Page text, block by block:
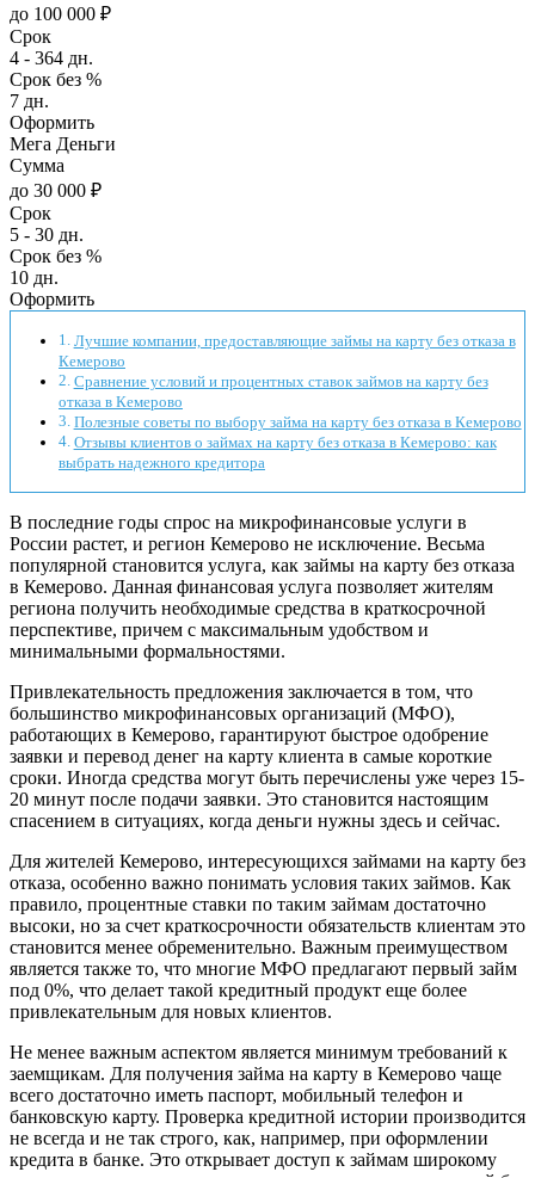
до 100 000 ₽
Срок
4 - 364 дн.
Срок без %
7 дн.
Оформить
Мега Деньги
Сумма
до 30 000 ₽
Срок
5 - 30 дн.
Срок без %
10 дн.
Оформить
Лучшие компании, предоставляющие займы на карту без отказа в
Кемерово
Сравнение условий и процентных ставок займов на карту без
отказа в Кемерово
Полезные советы по выбору займа на карту без отказа в Кемерово
Отзывы клиентов о займах на карту без отказа в Кемерово: как
выбрать надежного кредитора
В последние годы спрос на микрофинансовые услуги в
России растет, и регион Кемерово не исключение. Весьма
популярной становится услуга, как займы на карту без отказа
в Кемерово. Данная финансовая услуга позволяет жителям
региона получить необходимые средства в краткосрочной
перспективе, причем с максимальным удобством и
минимальными формальностями.
Привлекательность предложения заключается в том, что
большинство микрофинансовых организаций (МФО),
работающих в Кемерово, гарантируют быстрое одобрение
заявки и перевод денег на карту клиента в самые короткие
сроки. Иногда средства могут быть перечислены уже через 15-
20 минут после подачи заявки. Это становится настоящим
спасением в ситуациях, когда деньги нужны здесь и сейчас.
Для жителей Кемерово, интересующихся займами на карту без
отказа, особенно важно понимать условия таких займов. Как
правило, процентные ставки по таким займам достаточно
высоки, но за счет краткосрочности обязательств клиентам это
становится менее обременительно. Важным преимуществом
является также то, что многие МФО предлагают первый займ
под 0%, что делает такой кредитный продукт еще более
привлекательным для новых клиентов.
Не менее важным аспектом является минимум требований к
заемщикам. Для получения займа на карту в Кемерово чаще
всего достаточно иметь паспорт, мобильный телефон и
банковскую карту. Проверка кредитной истории производится
не всегда и не так строго, как, например, при оформлении
кредита в банке. Это открывает доступ к займам широкому